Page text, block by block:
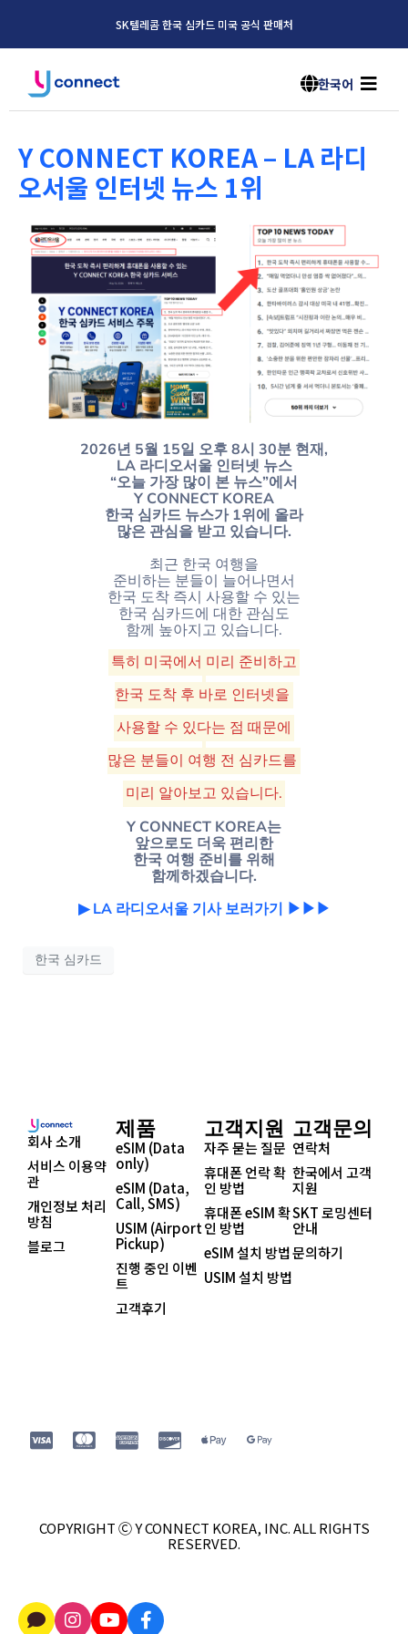
SK텔레콤 한국 심카드 미국 공식 판매처
한국어
Y CONNECT KOREA – LA 라디
오서울 인터넷 뉴스 1위
2026년 5월 15일 오후 8시 30분 현재,
LA 라디오서울 인터넷 뉴스
“오늘 가장 많이 본 뉴스”에서
Y CONNECT KOREA
한국 심카드 뉴스가 1위에 올라
많은 관심을 받고 있습니다.
최근 한국 여행을
준비하는 분들이 늘어나면서
한국 도착 즉시 사용할 수 있는
한국 심카드에 대한 관심도
함께 높아지고 있습니다.
특히 미국에서 미리 준비하고
한국 도착 후 바로 인터넷을
사용할 수 있다는 점 때문에
많은 분들이 여행 전 심카드를
미리 알아보고 있습니다.
Y CONNECT KOREA는
앞으로도 더욱 편리한
한국 여행 준비를 위해
함께하겠습니다.
▶ LA 라디오서울 기사 보러가기 ▶▶▶
한국 심카드
회사 소개
서비스 이용약
관
개인정보 처리
방침
블로그
제품
eSIM (Data
only)
eSIM (Data,
Call, SMS)
USIM (Airport
Pickup)
진행 중인 이벤
트
고객후기
고객지원
자주 묻는 질문
휴대폰 언락 확
인 방법
휴대폰 eSIM 확
인 방법
eSIM 설치 방법
USIM 설치 방법
고객문의
연락처
한국에서 고객
지원
SKT 로밍센터
안내
문의하기
COPYRIGHT Ⓒ Y CONNECT KOREA, INC. ALL RIGHTS
RESERVED.